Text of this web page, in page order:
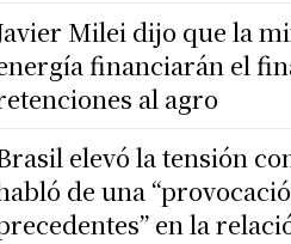
Milei dijo que la
financiarán el
al agro
elevó la tensión
de una
en la